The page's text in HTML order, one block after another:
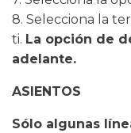
8. Selecciona la
ti. La opción de
adelante.
ASIENTOS
Sólo algunas